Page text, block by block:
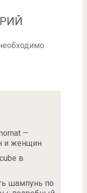
—
и женщин
в
шампунь по